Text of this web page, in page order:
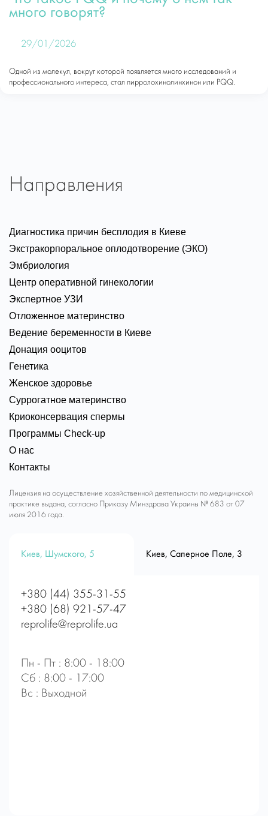
много говорят?
29/01/2026
Одной из молекул, вокруг которой появляется много исследований и
профессионального интереса, стал пирролохинолинхинон или PQQ.
Направления
Диагностика причин бесплодия в Киеве
Экстракорпоральное оплодотворение (ЭКО)
Эмбриология
Центр оперативной гинекологии
Экспертное УЗИ
Отложенное материнство
Ведение беременности в Киеве
Донация ооцитов
Генетика
Женское здоровье
Суррогатное материнство
Криоконсервация спермы
Программы Check-up
О нас
Контакты
Лицензия на осуществление хозяйственной деятельности по медицинской
практике выдана, согласно Приказу Минздрава Украины № 683 от 07
июля 2016 года.
Киев, Шумского, 5 Киев, Саперное Поле, 3
+380 (44) 355-31-55
+380 (68) 921-57-47
reprolife@reprolife.ua
Пн - Пт : 8:00 - 18:00
Сб : 8:00 - 17:00
Вс : Выходной